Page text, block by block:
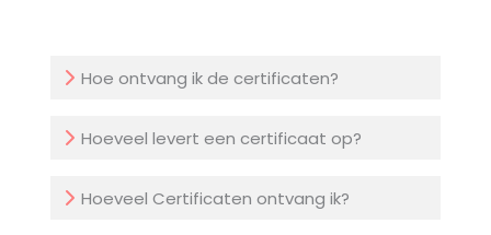
Hoe ontvang ik de certificaten?
Hoeveel levert een certificaat op?
Hoeveel Certificaten ontvang ik?